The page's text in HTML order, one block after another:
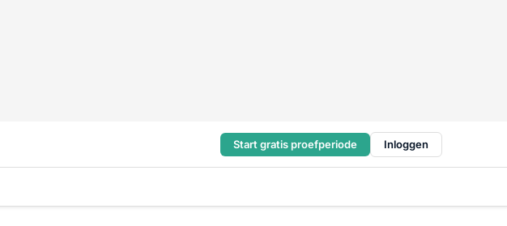
Start gratis proefperiode Inloggen